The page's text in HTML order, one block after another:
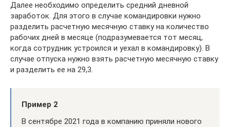
Далее необходимо определить средний дневной
заработок. Для этого в случае командировки нужно
разделить расчетную месячную ставку на количество
рабочих дней в месяце (подразумевается тот месяц,
когда сотрудник устроился и уехал в командировку). В
случае отпуска нужно взять расчетную месячную ставку
и разделить ее на 29,3.
Пример 2
В сентябре 2021 года в компанию приняли нового